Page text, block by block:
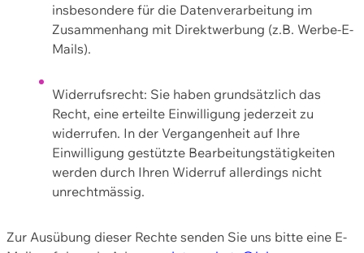
insbesondere für die Datenverarbeitung im
Zusammenhang mit Direktwerbung (z.B. Werbe-E-
Mails).
Widerrufsrecht: Sie haben grundsätzlich das
Recht, eine erteilte Einwilligung jederzeit zu
widerrufen. In der Vergangenheit auf Ihre
Einwilligung gestützte Bearbeitungstätigkeiten
werden durch Ihren Widerruf allerdings nicht
unrechtmässig.
Zur Ausübung dieser Rechte senden Sie uns bitte eine E-